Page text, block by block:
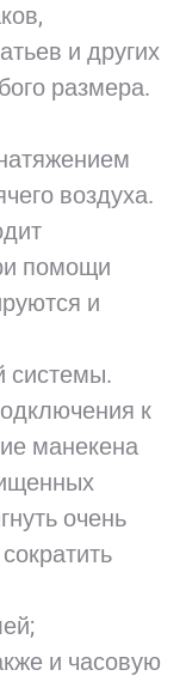
и других
размера.
воздуха.
помощи
и
системы.
к
манекена
очень
и часовую